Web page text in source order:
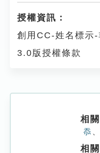
授權資訊：
創用CC-姓名標示
3.0版授權條款
相
忝
相